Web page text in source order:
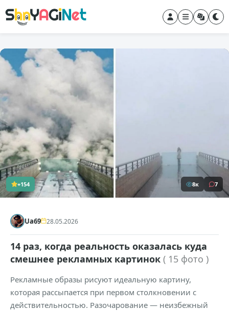
+154 8к 7
Ua69 28.05.2026
14 раз, когда реальность оказалась куда
смешнее рекламных картинок ( 15 фото )
Рекламные образы рисуют идеальную картину,
которая рассыпается при первом столкновении с
действительностью. Разочарование — неизбежный